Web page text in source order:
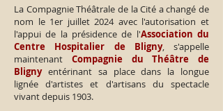
La Compagnie Théâtrale de la Cité a changé de
nom le 1er juillet 2024 avec l'autorisation et
l'appui de la présidence de l'Association du
Centre Hospitalier de Bligny, s'appelle
maintenant Compagnie du Théâtre de
Blignyentérinant sa place dans la longue
lignée d'artistes et d'artisans du spectacle
vivant depuis 1903.